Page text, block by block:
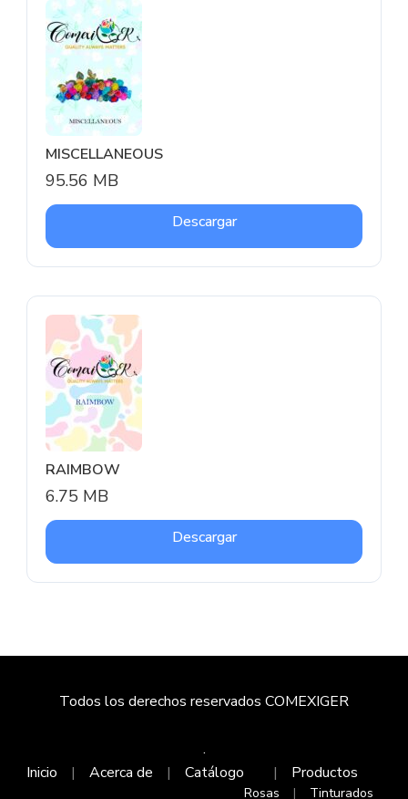
MISCELLANEOUS
95.56 MB
Descargar
RAIMBOW
6.75 MB
Descargar
Todos los derechos reservados COMEXIGER
.
Inicio
Acerca de Catálogo Productos
Rosas Tinturados